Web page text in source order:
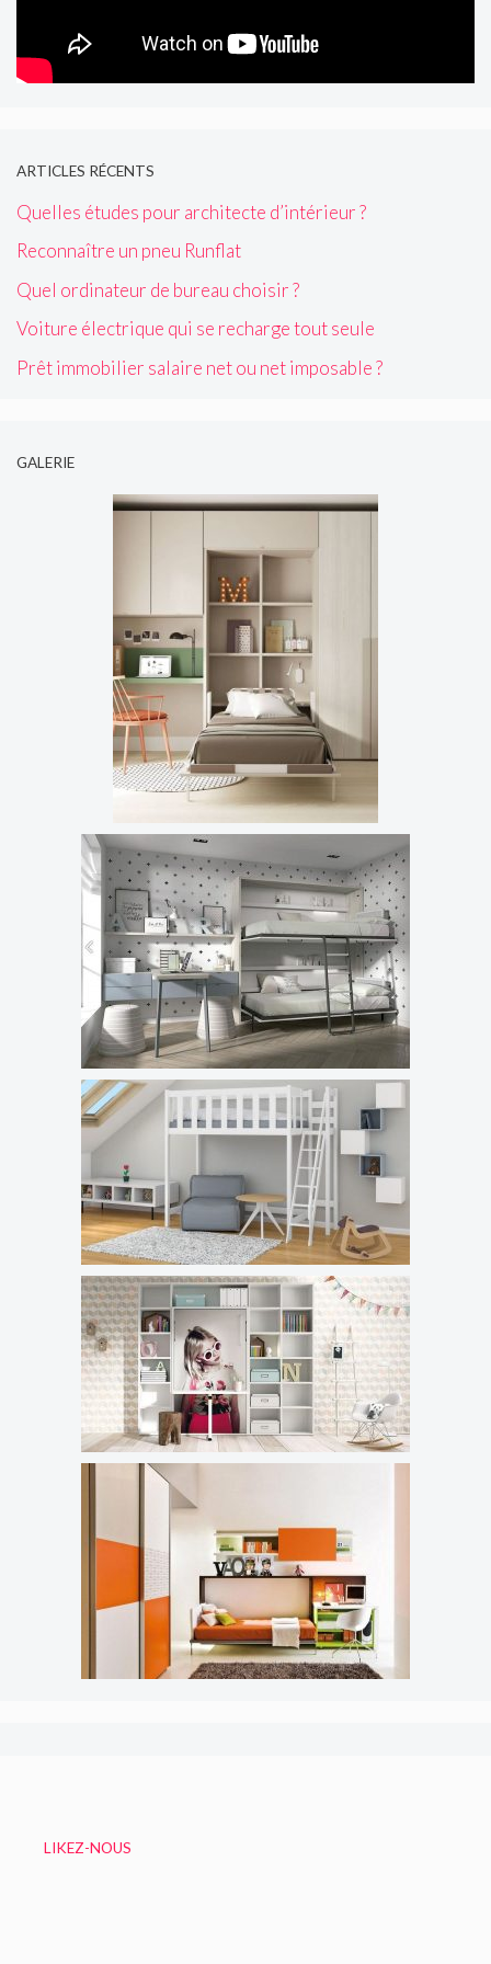
ARTICLES RÉCENTS
Quelles études pour architecte d’intérieur ?
Reconnaître un pneu Runflat
Quel ordinateur de bureau choisir ?
Voiture électrique qui se recharge tout seule
Prêt immobilier salaire net ou net imposable ?
GALERIE
LIKEZ-NOUS